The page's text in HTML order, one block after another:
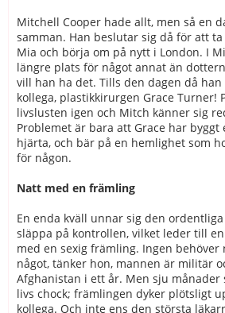
Mitchell Cooper hade allt, men så en
samman. Han beslutar sig då för att
Mia och börja om på nytt i London. I
längre plats för något annat än
vill han ha det. Tills den dagen då
kollega, plastikkirurgen Grace Turner!
livslusten igen och Mitch känner sig
Problemet är bara att Grace har
hjärta, och bär på en hemlighet som
för någon.
Natt med en främling
En enda kväll unnar sig den
släppa på kontrollen, vilket leder till
med en sexig främling. Ingen behöver
något, tänker hon, mannen är militär
Afghanistan i ett år. Men sju
livs chock; främlingen dyker plötsligt
kollega. Och inte ens den största